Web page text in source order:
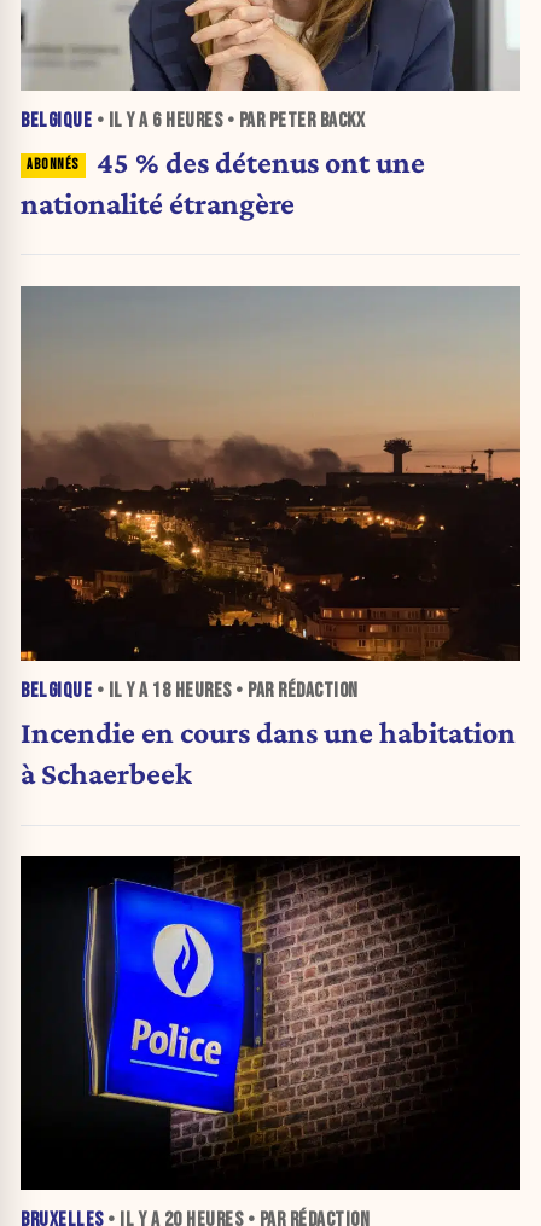
BELGIQUE • IL Y A 6 HEURES• PAR PETER BACKX
45 % des détenus ont une
nationalité étrangère
BELGIQUE • IL Y A 18 HEURES• PAR RÉDACTION
Incendie en cours dans une habitation
à Schaerbeek
BRUXELLES• IL Y A 20 HEURES• PAR RÉDACTION